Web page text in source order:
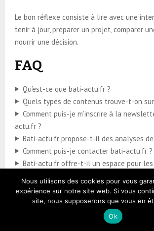
Le bon réflexe consiste à lire avec une
tenir à jour, préparer un projet, comparer
nourrir une décision.
FAQ
Qu’est-ce que bati-actu.fr ?
Quels types de contenus trouve-t-on
Comment puis-je m’inscrire à la
actu.fr ?
Bati-actu.fr propose-t-il des analyses de
Comment puis-je contacter bati-actu.fr ?
Bati-actu.fr offre-t-il un espace pour
Quels sont les sujets les plus couverts
Est-il possible de suivre bati-actu.fr sur
Bati-actu.fr propose-t-il des podcasts ?
Nous utilisons des cookies pour vous
expérience sur notre site web. Si vous
site, nous supposerons que vous en
Ok